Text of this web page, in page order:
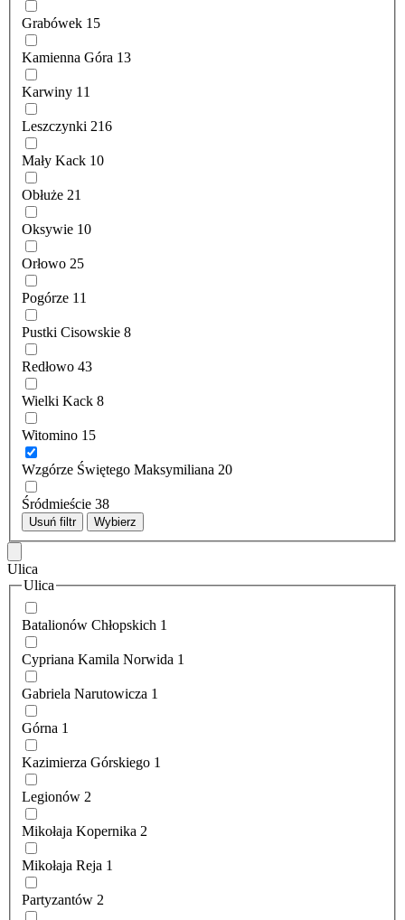
Grabówek 15
Kamienna Góra 13
Karwiny 11
Leszczynki 216
Mały Kack 10
Obłuże 21
Oksywie 10
Orłowo 25
Pogórze 11
Pustki Cisowskie 8
Redłowo 43
Wielki Kack 8
Witomino 15
Wzgórze Świętego Maksymiliana 20
Śródmieście 38
Usuń filtr Wybierz
Ulica
Ulica
Batalionów Chłopskich 1
Cypriana Kamila Norwida 1
Gabriela Narutowicza 1
Górna 1
Kazimierza Górskiego 1
Legionów 2
Mikołaja Kopernika 2
Mikołaja Reja 1
Partyzantów 2